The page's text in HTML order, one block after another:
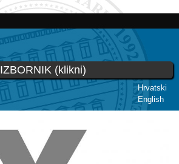
Skoči
glavni
sadržaj
Hrvatski
English
IZBORNIK (klikni)